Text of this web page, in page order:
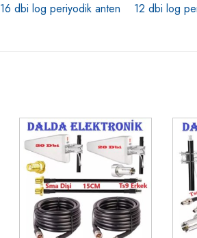
16 dbi log periyodik anten 12 dbi log